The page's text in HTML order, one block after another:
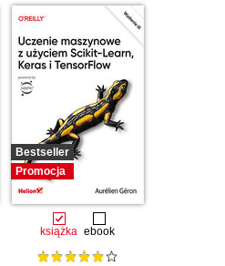
Bestseller
Promocja
książka ebook